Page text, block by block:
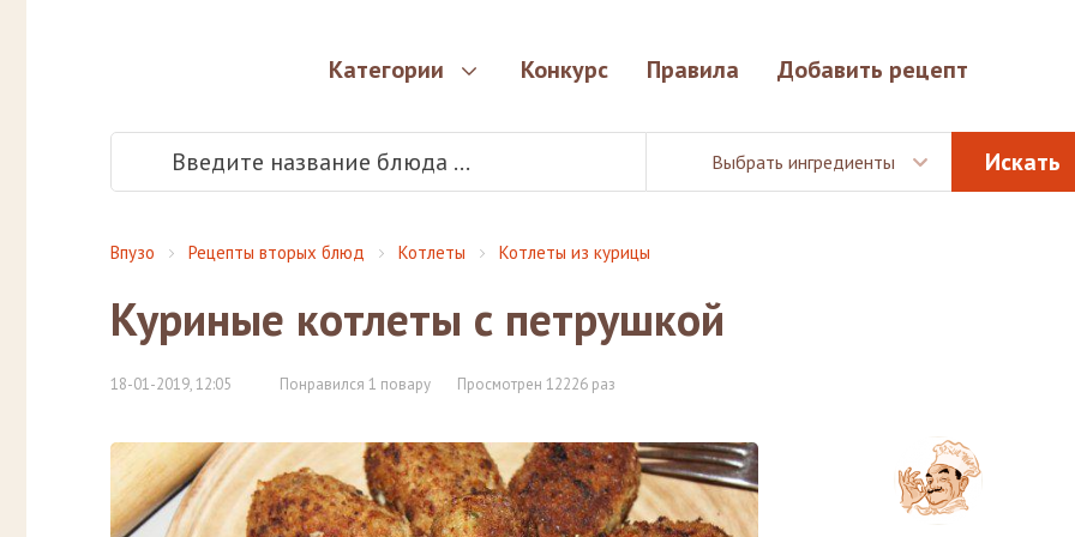
Категории Конкурс Правила Добавить рецепт
Выбрать ингредиенты
Впузо Рецепты вторых блюд Котлеты Котлеты из курицы
Куриные котлеты с петрушкой
18-01-2019, 12:05 Понравился 1 повару Просмотрен 12226 раз